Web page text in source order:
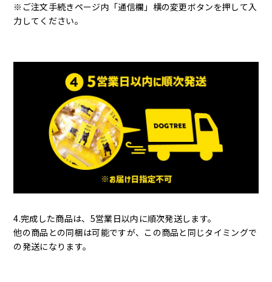
※ご注文手続きページ内「通信欄」横の変更ボタンを押して入
力してください。
4.完成した商品は、5営業日以内に順次発送します。
他の商品との同梱は可能ですが、この商品と同じタイミングで
の発送になります。